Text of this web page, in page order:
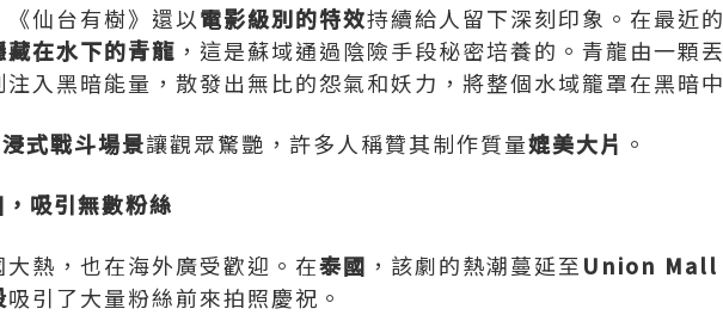
仙台有樹》還以電影級別的特效持續給人留下深刻印象。在最近
藏在水下的青龍 ，這是蘇域通過陰險手段秘密培養的。青龍由一顆
入黑暗能量，散發出無比的怨氣和妖力，將整個水域籠罩在黑暗中
式戰斗場景讓觀眾驚艷，許多人稱贊其制作質量媲美大片 。
吸引無數粉絲
大熱，也在海外廣受歡迎。在泰國 ，該劇的熱潮蔓延至 Union Mall
吸引了大量粉絲前來拍照慶祝。